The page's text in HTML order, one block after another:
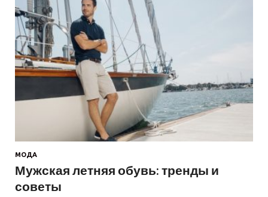
МОДА
Мужская летняя обувь: тренды и
советы